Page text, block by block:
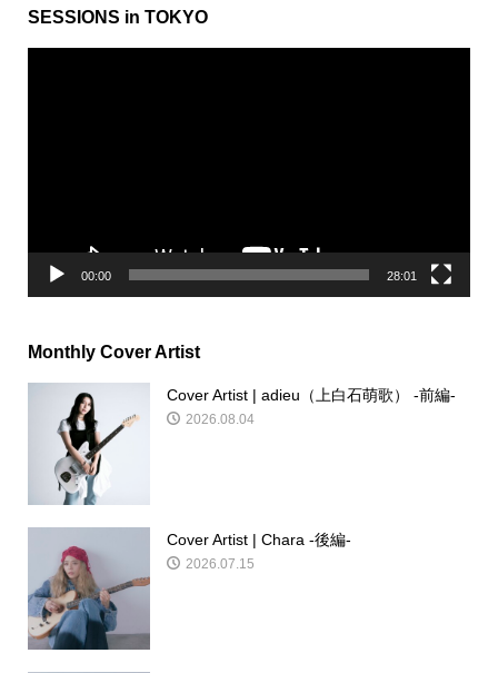
SESSIONS in TOKYO
00:00 28:01
Monthly Cover Artist
Cover Artist | adieu（上白石萌歌） -前編-
2026.08.04
Cover Artist | Chara -後編-
2026.07.15